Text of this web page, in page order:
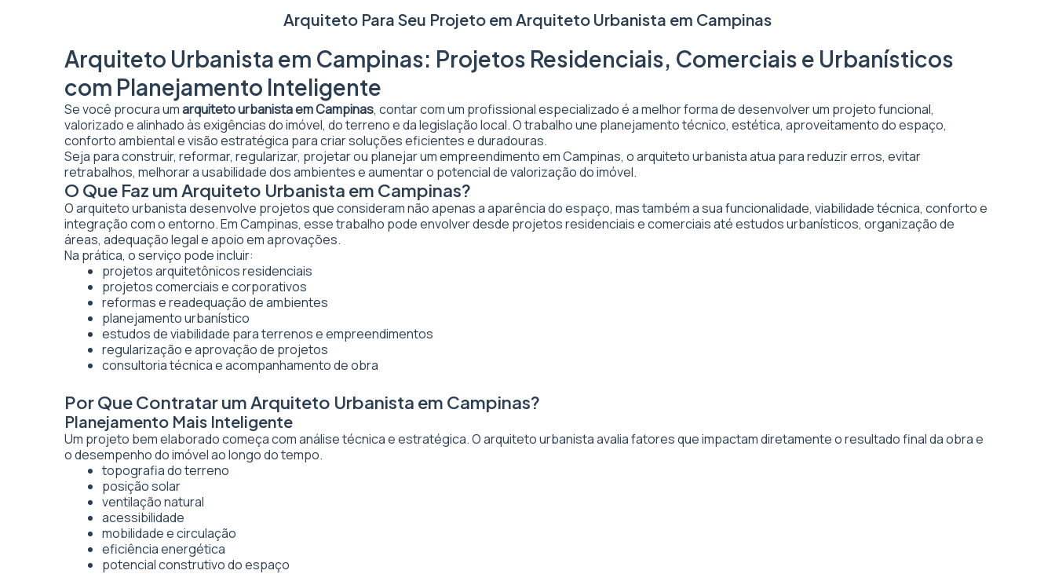
Arquiteto Para Seu Projeto em Arquiteto Urbanista em Campinas
Arquiteto Urbanista em Campinas: Projetos Residenciais, Comerciais e Urbanísticos
com Planejamento Inteligente
Se você procura umarquiteto urbanista em Campinas, contar com um profissional especializado é a melhor forma de desenvolver um projeto funcional,
valorizado e alinhado às exigências do imóvel, do terreno e da legislação local. O trabalho une planejamento técnico, estética, aproveitamento do espaço,
conforto ambiental e visão estratégica para criar soluções eficientes e duradouras.
Seja para construir, reformar, regularizar, projetar ou planejar um empreendimento em Campinas, o arquiteto urbanista atua para reduzir erros, evitar
retrabalhos, melhorar a usabilidade dos ambientes e aumentar o potencial de valorização do imóvel.
O Que Faz um Arquiteto Urbanista em Campinas?
O arquiteto urbanista desenvolve projetos que consideram não apenas a aparência do espaço, mas também a sua funcionalidade, viabilidade técnica, conforto e
integração com o entorno. Em Campinas, esse trabalho pode envolver desde projetos residenciais e comerciais até estudos urbanísticos, organização de
áreas, adequação legal e apoio em aprovações.
Na prática, o serviço pode incluir:
projetos arquitetônicos residenciais
projetos comerciais e corporativos
reformas e readequação de ambientes
planejamento urbanístico
estudos de viabilidade para terrenos e empreendimentos
regularização e aprovação de projetos
consultoria técnica e acompanhamento de obra
Por Que Contratar um Arquiteto Urbanista em Campinas?
Planejamento Mais Inteligente
Um projeto bem elaborado começa com análise técnica e estratégica. O arquiteto urbanista avalia fatores que impactam diretamente o resultado final da obra e
o desempenho do imóvel ao longo do tempo.
topografia do terreno
posição solar
ventilação natural
acessibilidade
mobilidade e circulação
eficiência energética
potencial construtivo do espaço